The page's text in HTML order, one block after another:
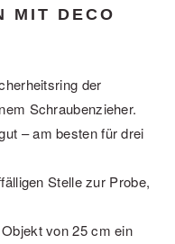
MIT DECO
der
Schraubenzieher.
– am besten für drei
Stelle zur Probe,
von 25 cm ein